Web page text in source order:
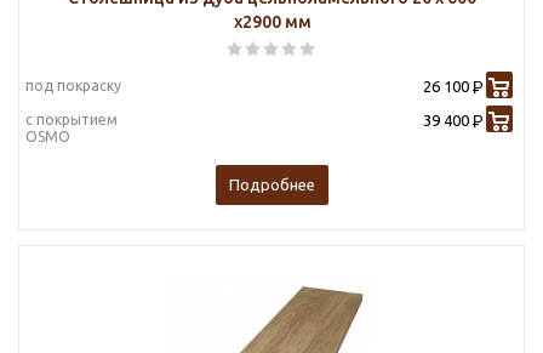
х2900 мм
под покраску 26 100 Р
с покрытием
OSMO
39 400 Р
Подробнее